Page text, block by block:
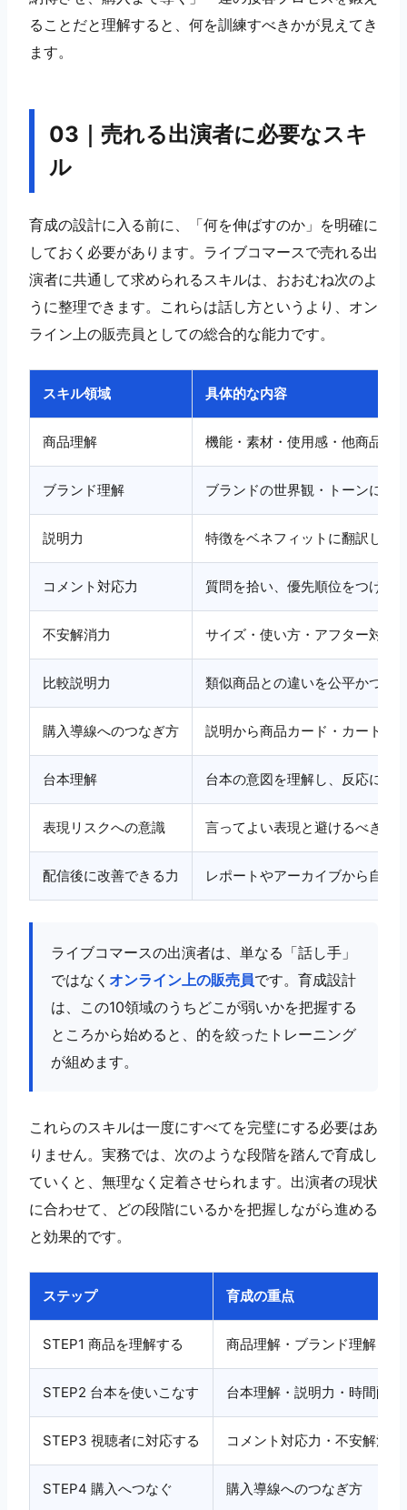
ることだと理解すると、何を訓練すべきかが見えてき
ます。
03｜売れる出演者に必要なスキ
ル
育成の設計に入る前に、「何を伸ばすのか」を明確に
しておく必要があります。ライブコマースで売れる出
演者に共通して求められるスキルは、おおむね次のよ
うに整理できます。これらは話し方というより、オン
ライン上の販売員としての総合的な能力です。
スキル領域 具体的な内容
商品理解 機能・素材・使用感・他商品と
ブランド理解 ブランドの世界観・トーンに沿
説明力 特徴をベネフィットに翻訳して
コメント対応力 質問を拾い、優先順位をつけて
不安解消力 サイズ・使い方・アフター対応
比較説明力 類似商品との違いを公平かつ明
購入導線へのつなぎ方 説明から商品カード・カート追
台本理解 台本の意図を理解し、反応に応
表現リスクへの意識 言ってよい表現と避けるべき表
配信後に改善できる力 レポートやアーカイブから自分
ライブコマースの出演者は、単なる「話し手」
ではなく オンライン上の販売員です。育成設計
は、この10領域のうちどこが弱いかを把握する
ところから始めると、的を絞ったトレーニング
が組めます。
これらのスキルは一度にすべてを完璧にする必要はあ
りません。実務では、次のような段階を踏んで育成し
ていくと、無理なく定着させられます。出演者の現状
に合わせて、どの段階にいるかを把握しながら進める
と効果的です。
ステップ 育成の重点
STEP1 商品を理解する 商品理解・ブランド理解
STEP2 台本を使いこなす 台本理解・説明力・時間配分
STEP3 視聴者に対応する コメント対応力・不安解消
STEP4 購入へつなぐ 購入導線へのつなぎ方